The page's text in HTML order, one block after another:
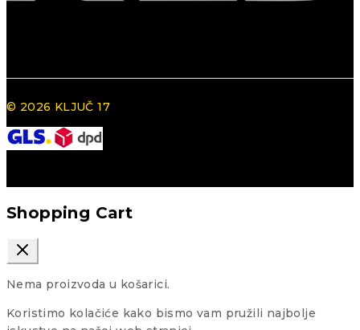
© 2026 KLJUČ 17
Shopping Cart
Nema proizvoda u košarici.
Koristimo kolačiće kako bismo vam pružili najbolje